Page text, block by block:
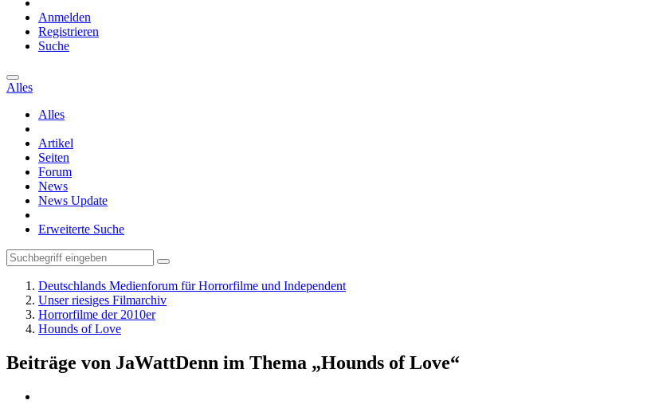
Anmelden
Registrieren
Suche
Alles
Alles
Artikel
Seiten
Forum
News
News Update
Erweiterte Suche
Deutschlands Medienforum für Horrorfilme und Independent
Unser riesiges Filmarchiv
Horrorfilme der 2010er
Hounds of Love
Beiträge von JaWattDenn im Thema „Hounds of Love“